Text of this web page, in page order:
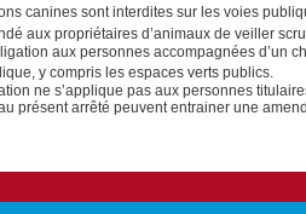
canines sont interdites sur les voies
aux propriétaires d’animaux de veiller
aux personnes accompagnées
y compris les espaces verts publics.
ne s’applique pas aux personnes
présent arrêté peuvent entrainer une